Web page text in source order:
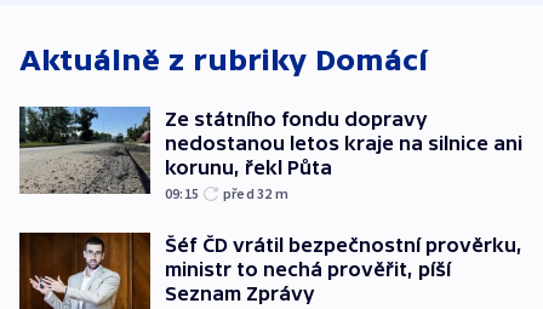
Aktuálně z rubriky Domácí
Ze státního fondu dopravy
nedostanou letos kraje na silnice ani
korunu, řekl Půta
09:15 před 32 m
Šéf ČD vrátil bezpečnostní prověrku,
ministr to nechá prověřit, píší
Seznam Zprávy